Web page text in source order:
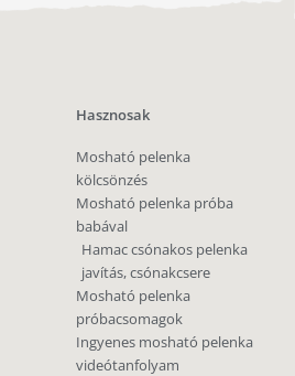
Hasznosak
Mosható pelenka
kölcsönzés
Mosható pelenka próba
babával
Hamac csónakos pelenka
javítás, csónakcsere
Mosható pelenka
próbacsomagok
Ingyenes mosható pelenka
videótanfolyam